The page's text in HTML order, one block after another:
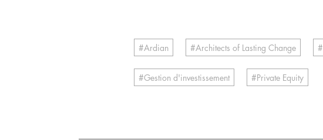
Ardian Architects of Lasting Change
Gestion d'investissement Private Equity